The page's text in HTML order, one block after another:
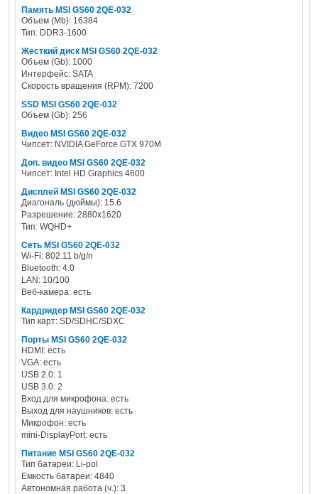
Память MSI GS60 2QE-032
Объем (Mb): 16384
Тип: DDR3-1600
Жесткий диск MSI GS60 2QE-032
Объем (Gb): 1000
Интерфейс: SATA
Скорость вращения (RPM): 7200
SSD MSI GS60 2QE-032
Объем (Gb): 256
Видео MSI GS60 2QE-032
Чипсет: NVIDIA GeForce GTX 970M
Доп. видео MSI GS60 2QE-032
Чипсет: Intel HD Graphics 4600
Дисплей MSI GS60 2QE-032
Диагональ (дюймы): 15.6
Разрешение: 2880x1620
Тип: WQHD+
Сеть MSI GS60 2QE-032
Wi-Fi: 802.11 b/g/n
Bluetooth: 4.0
LAN: 10/100
Веб-камера: есть
Кардридер MSI GS60 2QE-032
Тип карт: SD/SDHC/SDXC
Порты MSI GS60 2QE-032
HDMI: есть
VGA: есть
USB 2.0: 1
USB 3.0: 2
Вход для микрофона: есть
Выход для наушников: есть
Микрофон: есть
mini-DisplayPort: есть
Питание MSI GS60 2QE-032
Тип батареи: Li-pol
Емкость батареи: 4840
Автономная работа (ч.): 3